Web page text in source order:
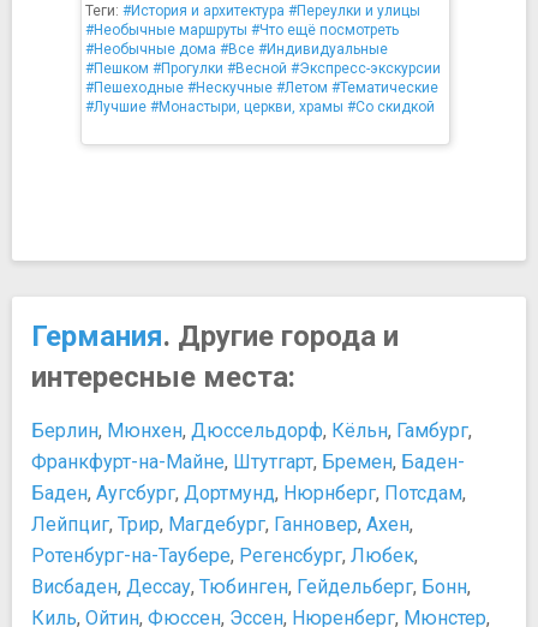
Теги: #История и архитектура #Переулки и улицы
#Необычные маршруты #Что ещё посмотреть
#Необычные дома #Все #Индивидуальные
#Пешком #Прогулки #Весной #Экспресс-экскурсии
#Пешеходные #Нескучные #Летом #Тематические
#Лучшие #Монастыри, церкви, храмы #Со скидкой
Германия. Другие города и
интересные места:
Берлин, Мюнхен, Дюссельдорф, Кёльн, Гамбург,
Франкфурт-на-Майне, Штутгарт, Бремен, Баден-
Баден, Аугсбург, Дортмунд, Нюрнберг, Потсдам,
Лейпциг, Трир, Магдебург, Ганновер, Ахен,
Ротенбург-на-Таубере, Регенсбург, Любек,
Висбаден, Дессау, Тюбинген, Гейдельберг, Бонн,
Киль, Ойтин, Фюссен, Эссен, Нюренберг, Мюнстер,